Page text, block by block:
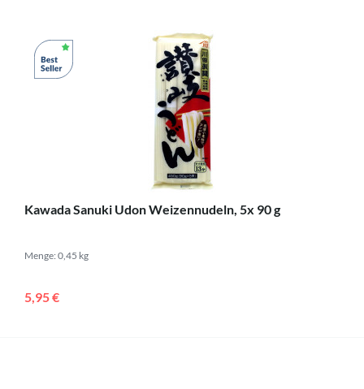
Kawada Sanuki Udon Weizennudeln, 5x 90 g
Menge: 0,45 kg
5,95 €